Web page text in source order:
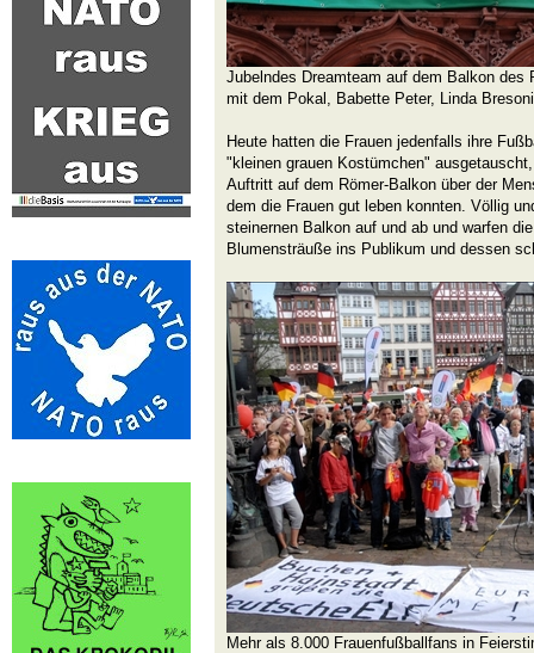
Jubelndes Dreamteam auf dem Balkon des
mit dem Pokal, Babette Peter, Linda
Heute hatten die Frauen jedenfalls ihre
"kleinen grauen Kostümchen"
Auftritt auf dem Römer-Balkon über der
dem die Frauen gut leben konnten. Völlig
steinernen Balkon auf und ab und warfen
Blumensträuße ins Publikum und dessen
Mehr als 8.000 Frauenfußballfans in